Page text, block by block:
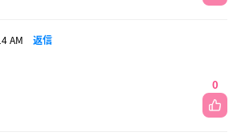
AM 返信
0